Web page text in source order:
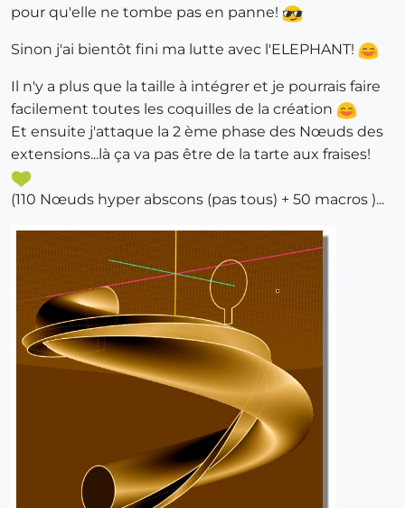
pour qu'elle ne tombe pas en panne!
Sinon j'ai bientôt fini ma lutte avec l'ELEPHANT!
Il n'y a plus que la taille à intégrer et je pourrais faire
facilement toutes les coquilles de la création
Et ensuite j'attaque la 2 ème phase des Nœuds des
extensions...là ça va pas être de la tarte aux fraises!
(110 Nœuds hyper abscons (pas tous) + 50 macros )...